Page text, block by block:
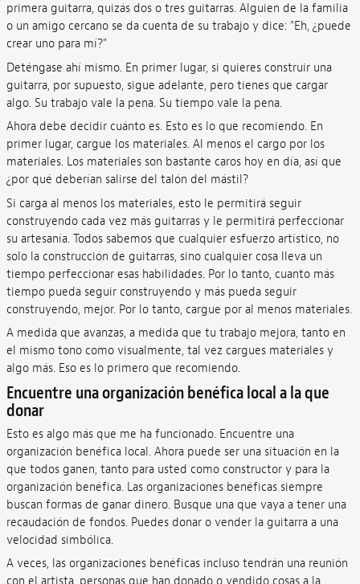
primera guitarra, quizás dos o tres guitarras. Alguien de la familia
o un amigo cercano se da cuenta de su trabajo y dice: "Eh, ¿puede
crear uno para mí?"
Deténgase ahí mismo. En primer lugar, si quieres construir una
guitarra, por supuesto, sigue adelante, pero tienes que cargar
algo. Su trabajo vale la pena. Su tiempo vale la pena.
Ahora debe decidir cuánto es. Esto es lo que recomiendo. En
primer lugar, cargue los materiales. Al menos el cargo por los
materiales. Los materiales son bastante caros hoy en día, así que
¿por qué deberían salirse del talón del mástil?
Si carga al menos los materiales, esto le permitirá seguir
construyendo cada vez más guitarras y le permitirá perfeccionar
su artesanía. Todos sabemos que cualquier esfuerzo artístico, no
solo la construcción de guitarras, sino cualquier cosa lleva un
tiempo perfeccionar esas habilidades. Por lo tanto, cuanto más
tiempo pueda seguir construyendo y más pueda seguir
construyendo, mejor. Por lo tanto, cargue por al menos materiales.
A medida que avanzas, a medida que tu trabajo mejora, tanto en
el mismo tono como visualmente, tal vez cargues materiales y
algo más. Eso es lo primero que recomiendo.
Encuentre una organización benéfica local a la que
donar
Esto es algo más que me ha funcionado. Encuentre una
organización benéfica local. Ahora puede ser una situación en la
que todos ganen, tanto para usted como constructor y para la
organización benéfica. Las organizaciones benéficas siempre
buscan formas de ganar dinero. Busque una que vaya a tener una
recaudación de fondos. Puedes donar o vender la guitarra a una
velocidad simbólica.
A veces, las organizaciones benéficas incluso tendrán una reunión